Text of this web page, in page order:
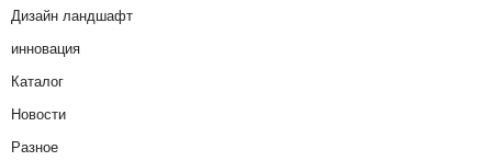
Дизайн ландшафт
инновация
Каталог
Новости
Разное